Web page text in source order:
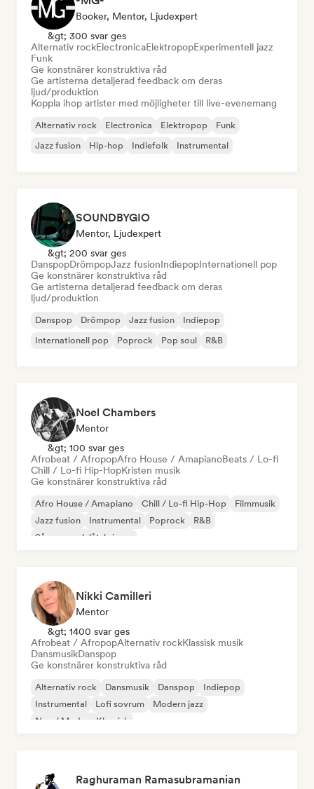
Booker, Mentor, Ljudexpert
&gt; 300 svar ges
Alternativ rockElectronicaElektropopExperimentell jazz
Funk
Ge konstnärer konstruktiva råd
Ge artisterna detaljerad feedback om deras
ljud/produktion
Koppla ihop artister med möjligheter till live-evenemang
Alternativ rock Electronica Elektropop
Funk
Jazz fusion
Hip-hop Indiefolk Instrumental
SOUNDBYGIO
Mentor, Ljudexpert
&gt; 200 svar ges
DanspopDrömpopJazz fusionIndiepopInternationell pop
Ge konstnärer konstruktiva råd
Ge artisterna detaljerad feedback om deras
ljud/produktion
Danspop Drömpop Jazz fusion
Indiepop
Internationell pop
Poprock Pop soul R&B
Noel Chambers
Mentor
&gt; 100 svar ges
Afrobeat / AfropopAfro House / AmapianoBeats / Lo-fi
Chill / Lo-fi Hip-HopKristen musik
Ge konstnärer konstruktiva råd
Afro House / Amapiano Chill / Lo-fi Hip-Hop
Filmmusik
Jazz fusion
Instrumental Poprock
R&B
Sångare och låtskrivare
Nikki Camilleri
Mentor
&gt; 1400 svar ges
Afrobeat / AfropopAlternativ rockKlassisk musik
DansmusikDanspop
Ge konstnärer konstruktiva råd
Alternativ rock Dansmusik Danspop
Indiepop
Instrumental
Lofi sovrum
Modern jazz
Neo / Modern Klassisk
Raghuraman Ramasubramanian